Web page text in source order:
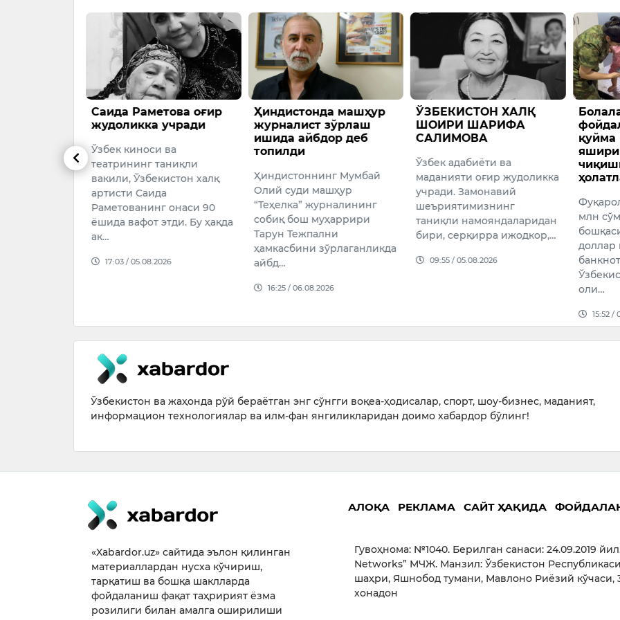
лақабли ит
Саида Раметова оғир
жудоликка учради
Ўзбек киноси ва
театрининг таниқли
вакили, Ўзбекистон халқ
артисти Саида
Раметованинг онаси 90
ёшида вафот этди. Бу ҳақда
ак…
17:03 / 05.08.2026
Ҳиндистонда машҳур
журналист зўрлаш
ишида айбдор деб
топилди
Ҳиндистоннинг Мумбай
Олий суди машҳур
“Теҳелка” журналининг
собиқ бош муҳаррири
Тарун Тежпални
ҳамкасбини зўрлаганликда
айбд…
16:25 / 06.08.2026
​ЎЗБЕКИСТОН ХАЛҚ
ШОИРИ ШАРИФА
САЛИМОВА
Ўзбек адабиёти ва
маданияти оғир жудоликка
учради. Замонавий
шеъриятимизнинг
таниқли намояндаларидан
бири, серқирра ижодкор,…
09:55 / 05.08.2026
қуйма
млн
доллар
оли…
15:52 /
Ўзбекистон ва жаҳонда рўй бераётган энг сўнгги воқеа-ҳодисалар, спорт, шоу-бизнес, маданият,
информацион технологиялар ва илм-фан янгиликларидан доимо хабардор бўлинг!
«Xabardor.uz» сайтида эълон қилинган
материаллардан нусха кўчириш,
тарқатиш ва бошқа шаклларда
фойдаланиш фақат таҳририят ёзма
розилиги билан амалга оширилиши
АЛОҚА РЕКЛАМА САЙТ ҲАҚИДА
Гувоҳнома: №1040. Берилган санаси: 24.09.2019
Networks” МЧЖ. Манзил: Ўзбекистон
шаҳри, Яшнобод тумани, Мавлоно Риёзий кўчаси,
хонадон